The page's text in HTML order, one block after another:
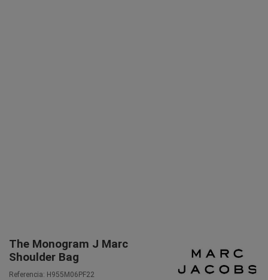
The Monogram J Marc
Shoulder Bag
Referencia: H955M06PF22